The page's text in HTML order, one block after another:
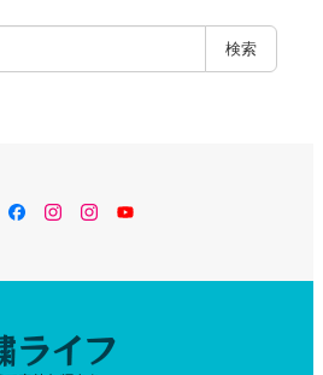
検索
TwitterFacebook
Instagram
Instagram
YouTube